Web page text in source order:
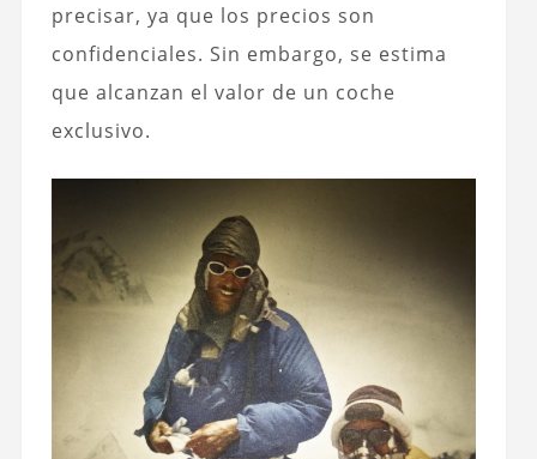
precisar, ya que los precios son
confidenciales. Sin embargo, se estima
que alcanzan el valor de un coche
exclusivo.